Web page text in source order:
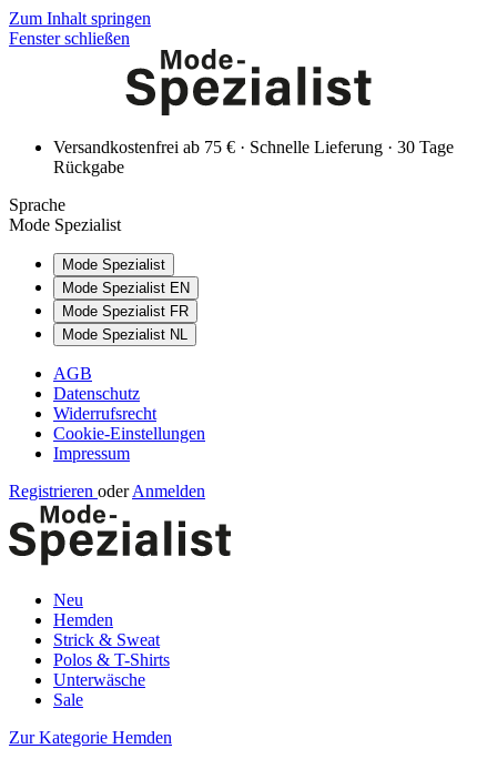
Zum Inhalt springen
Fenster schließen
Versandkostenfrei ab 75 € · Schnelle Lieferung · 30 Tage
Rückgabe
Sprache
Mode Spezialist
Mode Spezialist
Mode Spezialist EN
Mode Spezialist FR
Mode Spezialist NL
AGB
Datenschutz
Widerrufsrecht
Cookie-Einstellungen
Impressum
Registrieren oder Anmelden
Neu
Hemden
Strick & Sweat
Polos & T-Shirts
Unterwäsche
Sale
Zur Kategorie Hemden